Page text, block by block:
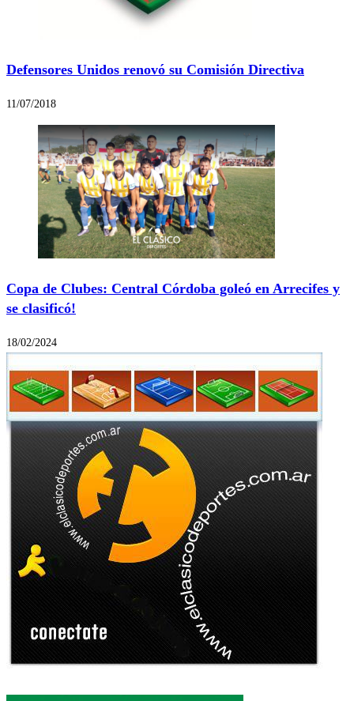
Defensores Unidos renovó su Comisión Directiva
11/07/2018
Copa de Clubes: Central Córdoba goleó en Arrecifes y
se clasificó!
18/02/2024